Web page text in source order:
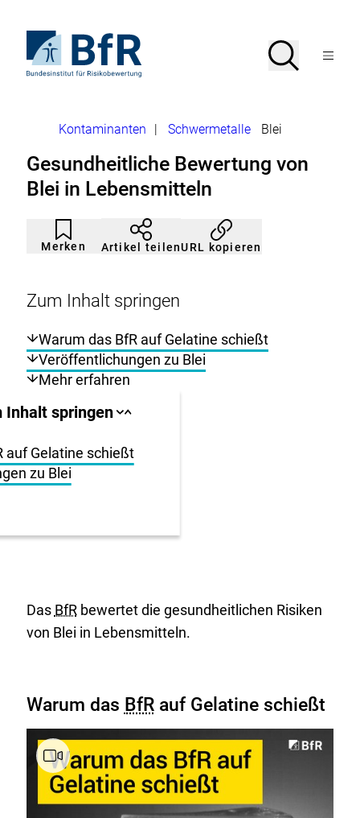
Seiteninhalt
springenStartseite
von
Suche
SucheMenü
Brotkrumennavigation
Kontaminanten Schwermetalle Blei
Gesundheitliche Bewertung von
Blei in Lebensmitteln
Merken
Artikel
nicht
gemerkt
Durch
Klicken
der
Artikel teilenURL kopieren
Zum Inhalt springen
Warum das BfR auf Gelatine schießt
Veröffentlichungen zu Blei
Mehr erfahren
Inhalt springen Sprungankerliste
Sprungankerliste
auf Gelatine schießt
zu Blei
Das BfRbewertet die gesundheitlichen Risiken
von Blei in Lebensmitteln.
Warum das BfRauf Gelatine schießt